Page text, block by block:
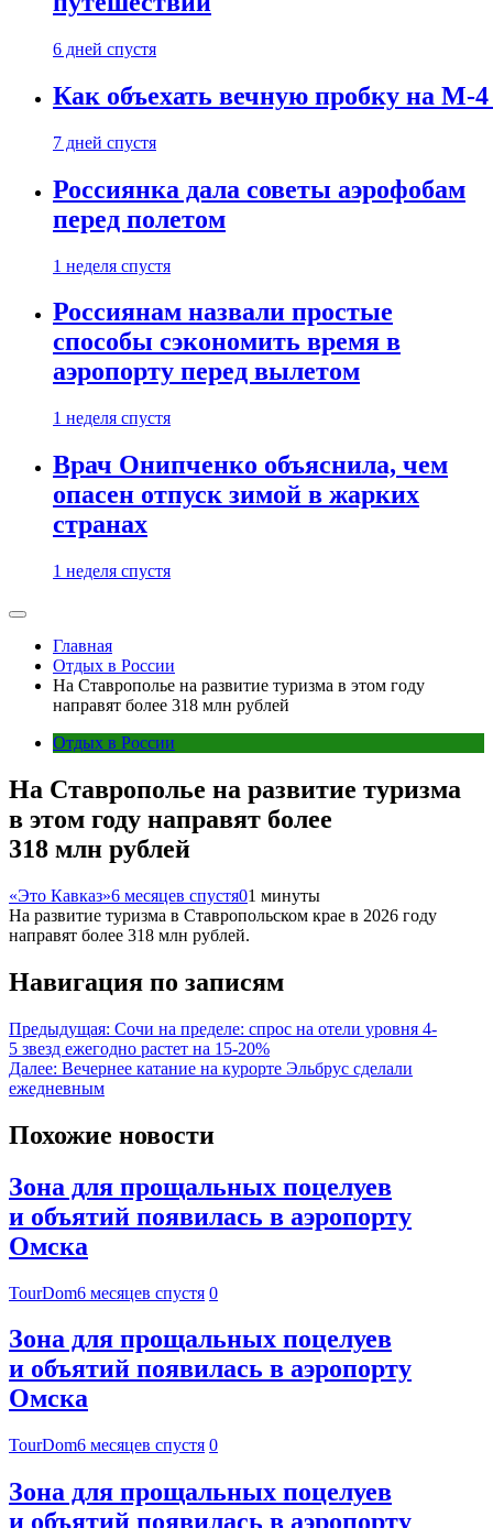
6 дней спустя
Как объехать вечную пробку на М-
7 дней спустя
Россиянка дала советы аэрофобам
перед полетом
1 неделя спустя
Россиянам назвали простые
способы сэкономить время в
аэропорту перед вылетом
1 неделя спустя
Врач Онипченко объяснила, чем
опасен отпуск зимой в жарких
странах
1 неделя спустя
Главная
Отдых в России
На Ставрополье на развитие туризма в этом году
направят более 318 млн рублей
Отдых в России
На Ставрополье на развитие туризма
в этом году направят более
318 млн рублей
«Это Кавказ»6 месяцев спустя01 минуты
На развитие туризма в Ставропольском крае в 2026 году
направят более 318 млн рублей.
Навигация по записям
Предыдущая: Сочи на пределе: спрос на отели уровня 4-
5 звезд ежегодно растет на 15-20%
Далее: Вечернее катание на курорте Эльбрус сделали
ежедневным
Похожие новости
Зона для прощальных поцелуев
и объятий появилась в аэропорту
Омска
TourDom6 месяцев спустя 0
Зона для прощальных поцелуев
и объятий появилась в аэропорту
Омска
TourDom6 месяцев спустя 0
Зона для прощальных поцелуев
и объятий появилась в аэропорту